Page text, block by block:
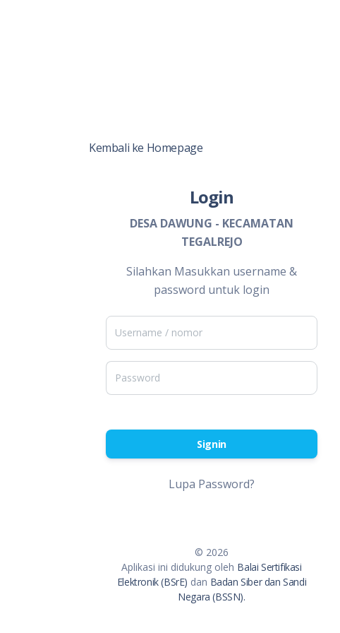
Kembali ke Homepage
Login
DESA DAWUNG - KECAMATAN
TEGALREJO
Silahkan Masukkan username &
password untuk login
Signin
Lupa Password?
© 2026
Aplikasi ini didukung oleh Balai Sertifikasi
Elektronik (BSrE) dan Badan Siber dan Sandi
Negara (BSSN).